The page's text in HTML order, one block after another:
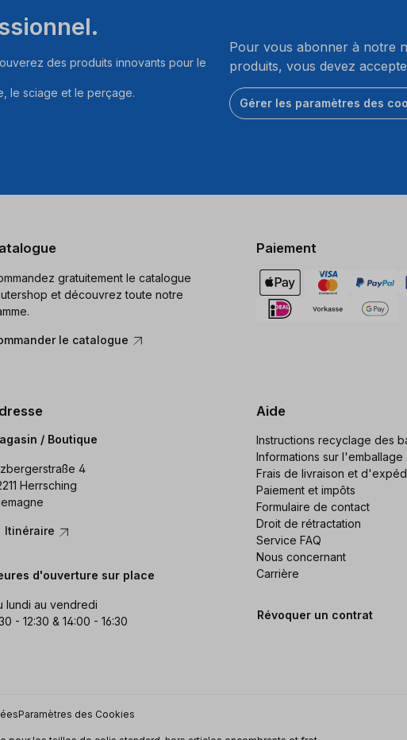
des produits innovants pour le
le sciage et le perçage.
Pour vous abonner à notre
produits, vous devez
Gérer les paramètres des
gratuitement le catalogue
et découvrez toute notre
le catalogue
Paiement
/ Boutique
4
Herrsching
Itinéraire
d'ouverture sur place
lundi au vendredi
- 12:30 & 14:00 - 16:30
Aide
Instructions recyclage des
Informations sur l'emballage
Frais de livraison et
Paiement et impôts
Formulaire de contact
Droit de rétractation
Service FAQ
Nous concernant
Carrière
Révoquer un contrat
Paramètres des Cookies